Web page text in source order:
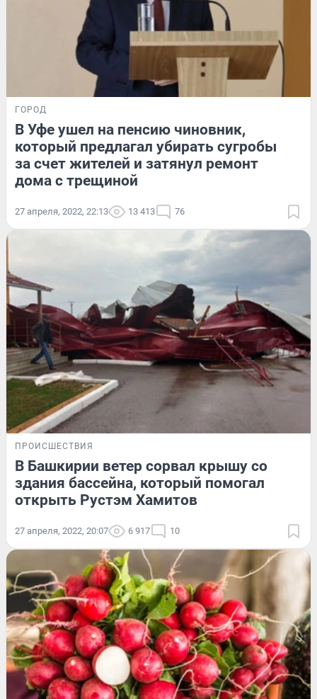
ГОРОД
В Уфе ушел на пенсию чиновник,
который предлагал убирать сугробы
за счет жителей и затянул ремонт
дома с трещиной
27 апреля, 2022, 22:13 13 413 76
ПРОИСШЕСТВИЯ
В Башкирии ветер сорвал крышу со
здания бассейна, который помогал
открыть Рустэм Хамитов
27 апреля, 2022, 20:07 6 917 10